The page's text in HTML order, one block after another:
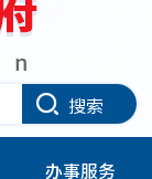
搜索
办事服务